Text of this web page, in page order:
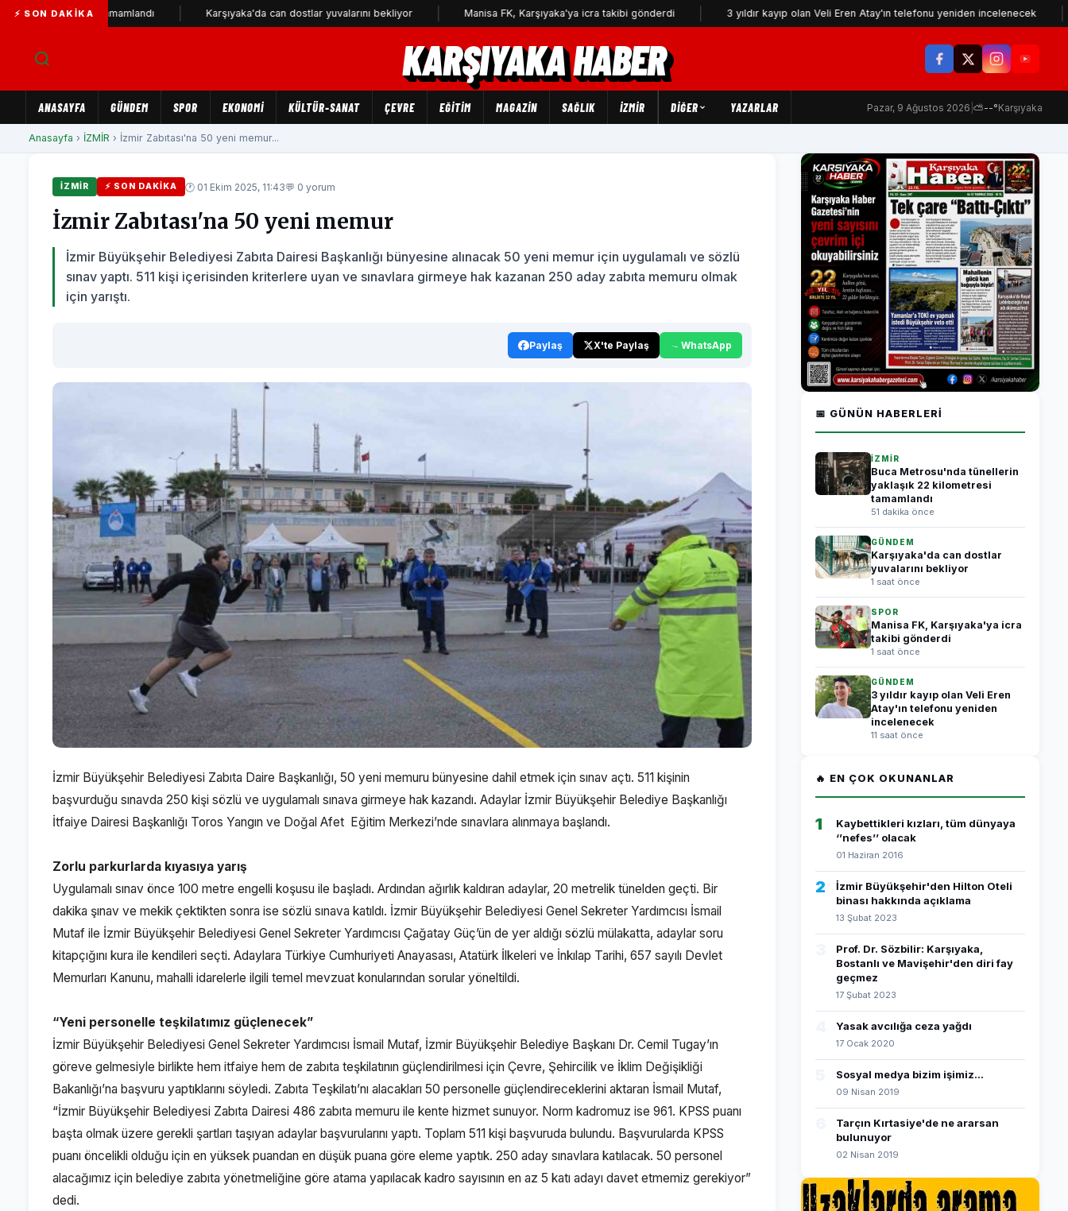
⚡ SON DAKIKA
tamamlandı Karşıyaka'da can dostlar yuvalarını bekliyor Manisa FK, Karşıyaka'ya icra takibi gönderdi 3 yıldır kayıp olan Veli Eren Atay'ın telefonu yeniden incelenecek İzmir'in
KARŞIYAKA HABER
ANASAYFA GÜNDEM SPOR EKONOMİ KÜLTÜR-SANAT ÇEVRE EĞİTİM MAGAZİN SAĞLIK İZMİR DIĞER YAZARLAR Pazar, 9 Ağustos 2026 ⛅--°Karşıyaka
Anasayfa › İZMİR › İzmir Zabıtası'na 50 yeni memur...
İZMİR ⚡ SON DAKIKA 🕐 01 Ekim 2025, 11:43💬 0 yorum
İzmir Zabıtası'na 50 yeni memur
İzmir Büyükşehir Belediyesi Zabıta Dairesi Başkanlığı bünyesine alınacak 50 yeni memur için uygulamalı ve sözlü
sınav yaptı. 511 kişi içerisinden kriterlere uyan ve sınavlara girmeye hak kazanan 250 aday zabıta memuru olmak
için yarıştı.
Paylaş X'te Paylaş WhatsApp
İzmir Büyükşehir Belediyesi Zabıta Daire Başkanlığı, 50 yeni memuru bünyesine dahil etmek için sınav açtı. 511 kişinin
başvurduğu sınavda 250 kişi sözlü ve uygulamalı sınava girmeye hak kazandı. Adaylar İzmir Büyükşehir Belediye Başkanlığı
İtfaiye Dairesi Başkanlığı Toros Yangın ve Doğal Afet Eğitim Merkezi’nde sınavlara alınmaya başlandı.
Zorlu parkurlarda kıyasıya yarış
Uygulamalı sınav önce 100 metre engelli koşusu ile başladı. Ardından ağırlık kaldıran adaylar, 20 metrelik tünelden geçti. Bir
dakika şınav ve mekik çektikten sonra ise sözlü sınava katıldı. İzmir Büyükşehir Belediyesi Genel Sekreter Yardımcısı İsmail
Mutaf ile İzmir Büyükşehir Belediyesi Genel Sekreter Yardımcısı Çağatay Güç’ün de yer aldığı sözlü mülakatta, adaylar soru
kitapçığını kura ile kendileri seçti. Adaylara Türkiye Cumhuriyeti Anayasası, Atatürk İlkeleri ve İnkılap Tarihi, 657 sayılı Devlet
Memurları Kanunu, mahalli idarelerle ilgili temel mevzuat konularından sorular yöneltildi.
“Yeni personelle teşkilatımız güçlenecek”
İzmir Büyükşehir Belediyesi Genel Sekreter Yardımcısı İsmail Mutaf, İzmir Büyükşehir Belediye Başkanı Dr. Cemil Tugay’ın
göreve gelmesiyle birlikte hem itfaiye hem de zabıta teşkilatının güçlendirilmesi için Çevre, Şehircilik ve İklim Değişikliği
Bakanlığı’na başvuru yaptıklarını söyledi. Zabıta Teşkilatı’nı alacakları 50 personelle güçlendireceklerini aktaran İsmail Mutaf,
“İzmir Büyükşehir Belediyesi Zabıta Dairesi 486 zabıta memuru ile kente hizmet sunuyor. Norm kadromuz ise 961. KPSS puanı
başta olmak üzere gerekli şartları taşıyan adaylar başvurularını yaptı. Toplam 511 kişi başvuruda bulundu. Başvurularda KPSS
puanı öncelikli olduğu için en yüksek puandan en düşük puana göre eleme yaptık. 250 aday sınavlara katılacak. 50 personel
alacağımız için belediye zabıta yönetmeliğine göre atama yapılacak kadro sayısının en az 5 katı adayı davet etmemiz gerekiyor”
dedi.
📅 GÜNÜN HABERLERI
İZMİR
Buca Metrosu'nda tünellerin
yaklaşık 22 kilometresi
tamamlandı
51 dakika önce
GÜNDEM
Karşıyaka'da can dostlar
yuvalarını bekliyor
1 saat önce
SPOR
Manisa FK, Karşıyaka'ya icra
takibi gönderdi
1 saat önce
GÜNDEM
3 yıldır kayıp olan Veli Eren
Atay'ın telefonu yeniden
incelenecek
11 saat önce
🔥 EN ÇOK OKUNANLAR
1
Kaybettikleri kızları, tüm dünyaya
‘’nefes’’ olacak
01 Haziran 2016
2
İzmir Büyükşehir'den Hilton Oteli
binası hakkında açıklama
13 Şubat 2023
Prof. Dr. Sözbilir: Karşıyaka,
Bostanlı ve Mavişehir'den diri fay
geçmez
17 Şubat 2023
Yasak avcılığa ceza yağdı
17 Ocak 2020
Sosyal medya bizim işimiz...
09 Nisan 2019
Tarçın Kırtasiye'de ne ararsan
bulunuyor
02 Nisan 2019